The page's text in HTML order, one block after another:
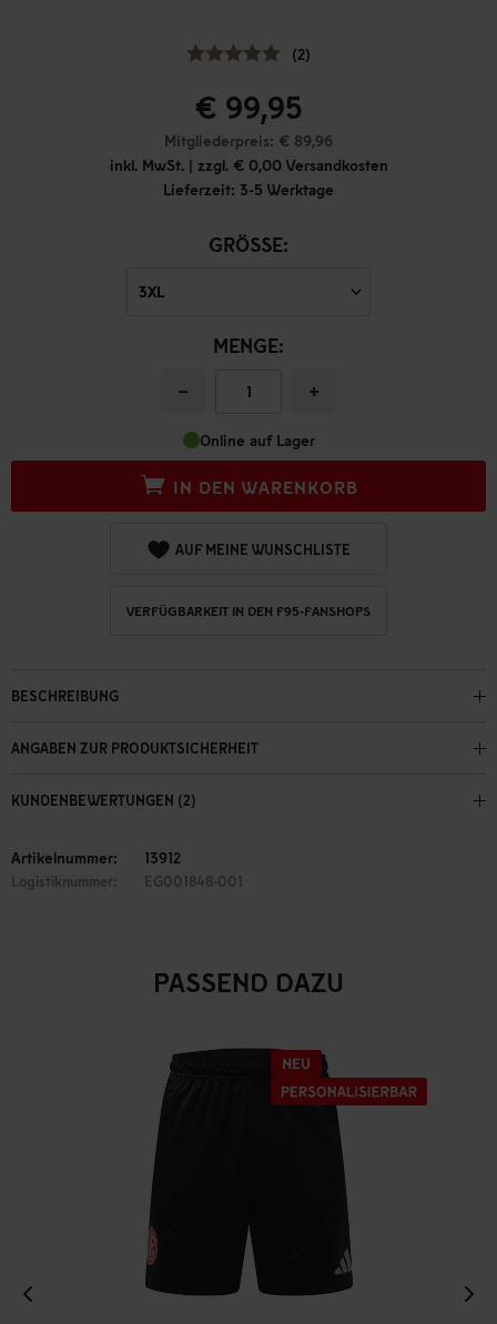
(2)
€ 99,95
Mitgliederpreis: € 89,96
inkl. MwSt. | zzgl. € 0,00 Versandkosten
Lieferzeit: 3-5 Werktage
GRÖSSE:
MENGE:
− +
Online auf Lager
IN DEN WARENKORB
AUF MEINE WUNSCHLISTE
VERFÜGBARKEIT IN DEN F95-FANSHOPS
BESCHREIBUNG
ANGABEN ZUR PRODUKTSICHERHEIT
KUNDENBEWERTUNGEN (2)
Artikelnummer: 13912
Logistiknummer: EG001848-001
PASSEND DAZU